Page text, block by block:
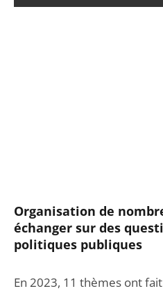
Organisation de
échanger sur des
politiques publiques
En 2023, 11 thèmes ont